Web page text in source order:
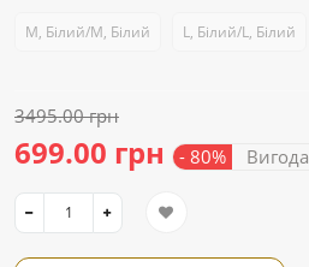
M, Білий/M, Білий L, Білий/L, Білий
3495.00 грн
699.00 грн - 80% Вигода